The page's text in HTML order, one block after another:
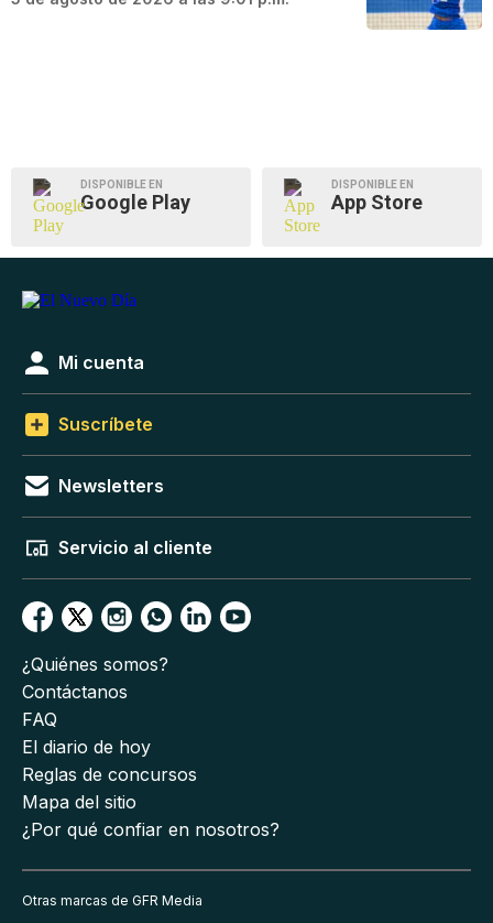
DISPONIBLE EN
Google Play
DISPONIBLE EN
App Store
Mi cuenta
Suscríbete
Newsletters
Servicio al cliente
¿Quiénes somos?
Contáctanos
FAQ
El diario de hoy
Reglas de concursos
Mapa del sitio
¿Por qué confiar en nosotros?
Otras marcas de GFR Media